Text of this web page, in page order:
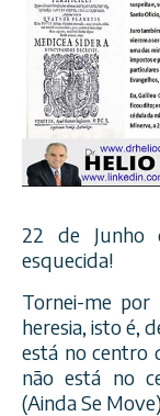
22 de Junho
esquecida!
Tornei-me
heresia, isto é,
está no centro
não está no
(Ainda Se